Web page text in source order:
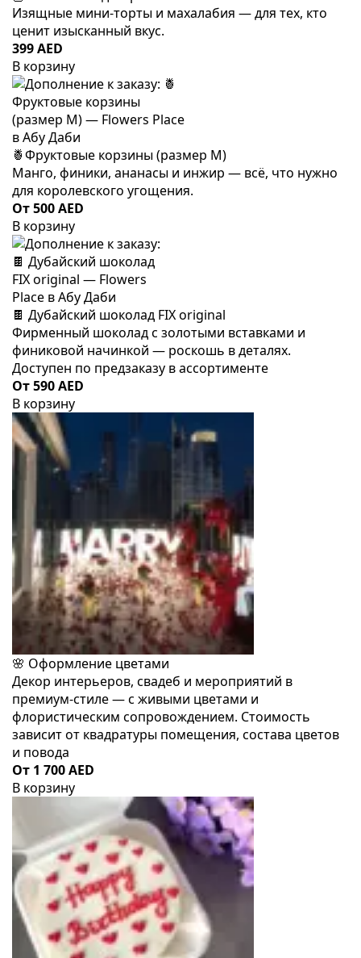
Изящные мини-торты и махалабия — для тех, кто
ценит изысканный вкус.
399 AED
В корзину
🍍Фруктовые корзины (размер M)
Манго, финики, ананасы и инжир — всё, что нужно
для королевского угощения.
От 500 AED
В корзину
🍫 Дубайский шоколад FIX original
Фирменный шоколад с золотыми вставками и
финиковой начинкой — роскошь в деталях.
Доступен по предзаказу в ассортименте
От 590 AED
В корзину
🌸 Оформление цветами
Декор интерьеров, свадеб и мероприятий в
премиум-стиле — с живыми цветами и
флористическим сопровождением. Стоимость
зависит от квадратуры помещения, состава цветов
и повода
От 1 700 AED
В корзину